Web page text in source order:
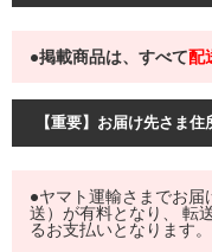
●掲載商品は、すべて配
【重要】お届け先さま
●ヤマト運輸さまでお
送）が有料となり、 転
るお支払いとなります。